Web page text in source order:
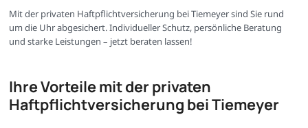
Mit der privaten Haftpflichtversicherung bei Tiemeyer sind Sie rund
um die Uhr abgesichert. Individueller Schutz, persönliche Beratung
und starke Leistungen – jetzt beraten lassen!
Ihre Vorteile mit der privaten
Haftpflichtversicherung bei Tiemeyer